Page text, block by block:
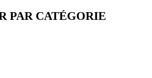
PAR CATÉGORIE